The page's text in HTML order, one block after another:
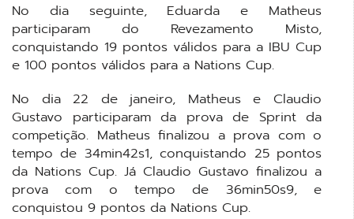
No dia seguinte, Eduarda e Matheus
participaram do Revezamento Misto,
conquistando 19 pontos válidos para a IBU Cup
e 100 pontos válidos para a Nations Cup.
No dia 22 de janeiro, Matheus e Claudio
Gustavo participaram da prova de Sprint da
competição. Matheus finalizou a prova com o
tempo de 34min42s1, conquistando 25 pontos
da Nations Cup. Já Claudio Gustavo finalizou a
prova com o tempo de 36min50s9, e
conquistou 9 pontos da Nations Cup.